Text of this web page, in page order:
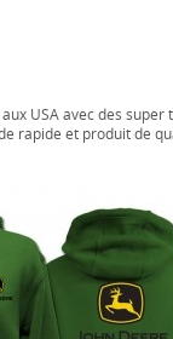
USA avec des super
rapide et produit de